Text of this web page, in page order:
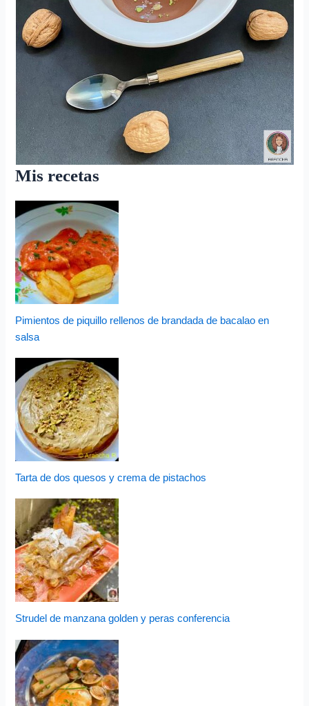
Mis recetas
Pimientos de piquillo rellenos de brandada de bacalao en
salsa
Tarta de dos quesos y crema de pistachos
Strudel de manzana golden y peras conferencia